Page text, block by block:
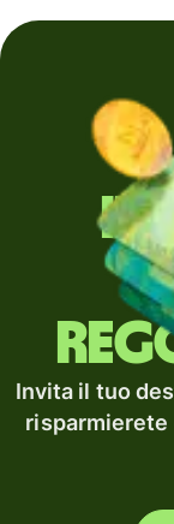
Invita il tuo
risparmierete